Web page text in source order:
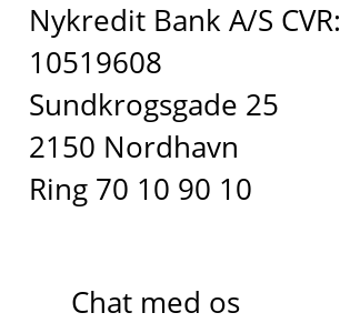
Nykredit Bank A/S CVR:
10519608
Sundkrogsgade 25
2150 Nordhavn
Ring 70 10 90 10
Chat med os